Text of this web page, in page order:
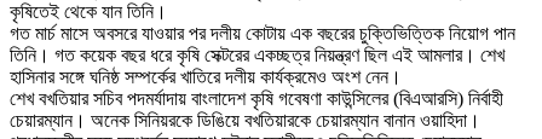
কৃষিতেই থেকে যান তিনি।
গত মার্চ মাসে অবসরে যাওয়ার পর দলীয় কোটায় এক বছরের চুক্তিভিত্তিক নিয়োগ পান
তিনি। গত কয়েক বছর ধরে কৃষি সেক্টরের একচ্ছত্র নিয়ন্ত্রণ ছিল এই আমলার। শেখ
হাসিনার সঙ্গে ঘনিষ্ঠ সম্পর্কের খাতিরে দলীয় কার্যক্রমেও অংশ নেন।
শেখ বখতিয়ার সচিব পদমর্যাদায় বাংলাদেশ কৃষি গবেষণা কাউন্সিলের (বিএআরসি) নির্বাহী
চেয়ারম্যান। অনেক সিনিয়রকে ডিঙিয়ে বখতিয়ারকে চেয়ারম্যান বানান ওয়াহিদা।